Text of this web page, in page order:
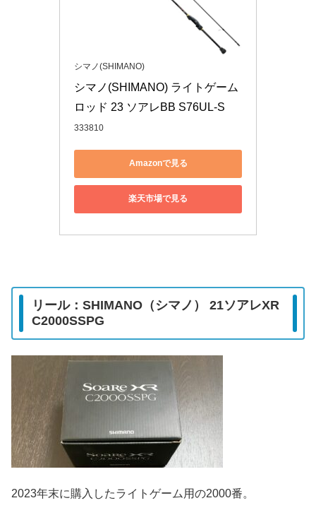
シマノ(SHIMANO)
シマノ(SHIMANO) ライトゲーム
ロッド 23 ソアレBB S76UL-S
333810
Amazonで見る
楽天市場で見る
リール：SHIMANO（シマノ） 21ソアレXR
C2000SSPG
2023年末に購入したライトゲーム用の2000番。